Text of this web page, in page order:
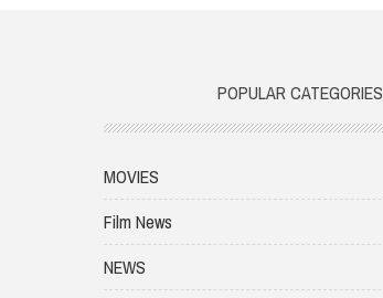
POPULAR CATEGORIES
MOVIES
Film News
NEWS